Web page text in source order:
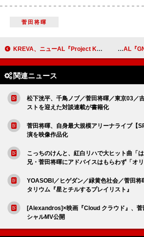
菅田将暉
KREVA、ニューAL『Project K』CD＆配信リリース ケンドリック
関連ニュース
松下洸平、千鳥ノブ／菅田将暉／東京03／
ストを迎えた対談連載が書籍化
菅田将暉、自身最大規模アリーナライブ【
演を映像作品化
こっちのけんと、紅白リハで大ヒット曲「
兄・菅田将暉にアドバイスはもらわず「オ
YOASOBI／ヒゲダン／緑黄色社会／菅田将
タリウム『星とチルするプレイリスト』
[Alexandros]×映画『Cloud クラウド』、菅
シャルMV公開